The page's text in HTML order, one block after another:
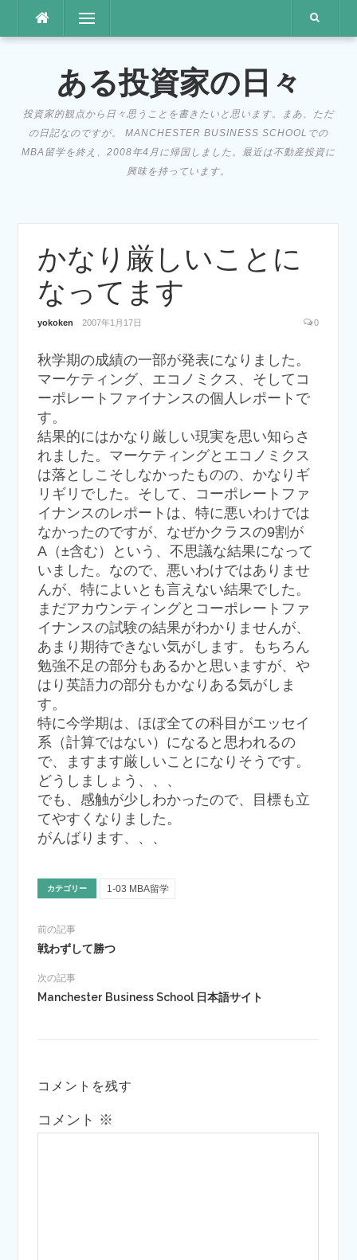
メニュー
ある投資家の日々
投資家的観点から日々思うことを書きたいと思います。まあ、ただ
の日記なのですが。 MANCHESTER BUSINESS SCHOOLでの
MBA留学を終え、2008年4月に帰国しました。最近は不動産投資に
興味を持っています。
かなり厳しいことに
なってます
yokoken 2007年1月17日 0
秋学期の成績の一部が発表になりました。
マーケティング、エコノミクス、そしてコ
ーポレートファイナンスの個人レポートで
す。
結果的にはかなり厳しい現実を思い知らさ
れました。マーケティングとエコノミクス
は落としこそしなかったものの、かなりギ
リギリでした。そして、コーポレートファ
イナンスのレポートは、特に悪いわけでは
なかったのですが、なぜかクラスの9割が
A（±含む）という、不思議な結果になって
いました。なので、悪いわけではありませ
んが、特によいとも言えない結果でした。
まだアカウンティングとコーポレートファ
イナンスの試験の結果がわかりませんが、
あまり期待できない気がします。もちろん
勉強不足の部分もあるかと思いますが、や
はり英語力の部分もかなりある気がしま
す。
特に今学期は、ほぼ全ての科目がエッセイ
系（計算ではない）になると思われるの
で、ますます厳しいことになりそうです。
どうしましょう、、、
でも、感触が少しわかったので、目標も立
てやすくなりました。
がんばります、、、
カテゴリー 1-03 MBA留学
前の記事
戦わずして勝つ
次の記事
Manchester Business School 日本語サイト
コメントを残す
コメント ※